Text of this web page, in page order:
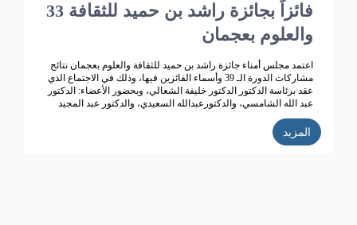
33 فائزاً بجائزة راشد بن حميد للثقافة
والعلوم بعجمان
اعتمد مجلس أمناء جائزة راشد بن حميد للثقافة والعلوم بعجمان نتائج
مشاركات الدورة الـ 39 وأسماء الفائزين فيها، وذلك في الاجتماع الذي
عقد برئاسة الدكتور الدكتور خليفة الشعالي، وبحضور الأعضاء: الدكتور
عبد الله الشامسي، والدكتورعبدالله السعيدي، والدكتور عبد المجيد
الخاجة، والدكتور خالد الخاجة، والدكتور سيف الشعالي، والدكتورة نهلة
القاسمي، وأحمد حبيب الغريب، وخميس عبدالله، ونجيبة محمد
الرفاعي. وفائقة هلال بو هزاع
المزيد